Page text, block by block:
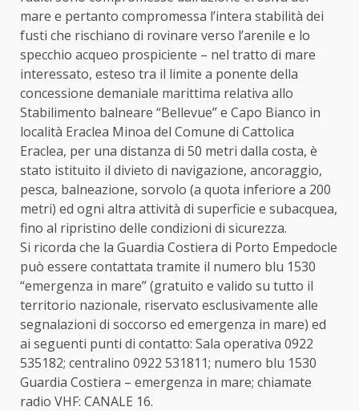
mare e pertanto compromessa l’intera stabilità dei
fusti che rischiano di rovinare verso l’arenile e lo
specchio acqueo prospiciente – nel tratto di mare
interessato, esteso tra il limite a ponente della
concessione demaniale marittima relativa allo
Stabilimento balneare “Bellevue” e Capo Bianco in
località Eraclea Minoa del Comune di Cattolica
Eraclea, per una distanza di 50 metri dalla costa, è
stato istituito il divieto di navigazione, ancoraggio,
pesca, balneazione, sorvolo (a quota inferiore a 200
metri) ed ogni altra attività di superficie e subacquea,
fino al ripristino delle condizioni di sicurezza.
Si ricorda che la Guardia Costiera di Porto Empedocle
può essere contattata tramite il numero blu 1530
“emergenza in mare” (gratuito e valido su tutto il
territorio nazionale, riservato esclusivamente alle
segnalazioni di soccorso ed emergenza in mare) ed
ai seguenti punti di contatto: Sala operativa 0922
535182; centralino 0922 531811; numero blu 1530
Guardia Costiera – emergenza in mare; chiamate
radio VHF: CANALE 16.